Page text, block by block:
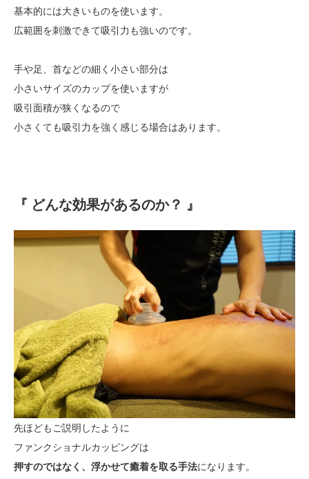
基本的には大きいものを使います。
広範囲を刺激できて吸引力も強いのです。
手や足、首などの細く小さい部分は
小さいサイズのカップを使いますが
吸引面積が狭くなるので
小さくても吸引力を強く感じる場合はあります。
『 どんな効果があるのか？ 』
先ほどもご説明したように
ファンクショナルカッピングは
押すのではなく、浮かせて癒着を取る手法になります。